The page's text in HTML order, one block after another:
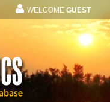
WELCOME GUEST